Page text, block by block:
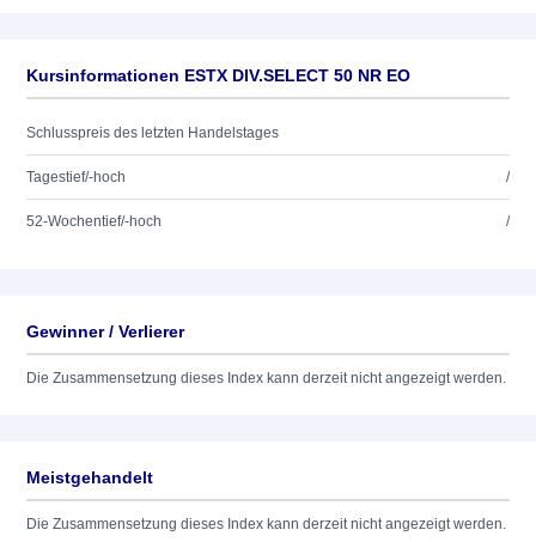
Kursinformationen ESTX DIV.SELECT 50 NR EO
Schlusspreis des letzten Handelstages
Tagestief/-hoch /
52-Wochentief/-hoch /
Gewinner / Verlierer
Die Zusammensetzung dieses Index kann derzeit nicht angezeigt werden.
Meistgehandelt
Die Zusammensetzung dieses Index kann derzeit nicht angezeigt werden.